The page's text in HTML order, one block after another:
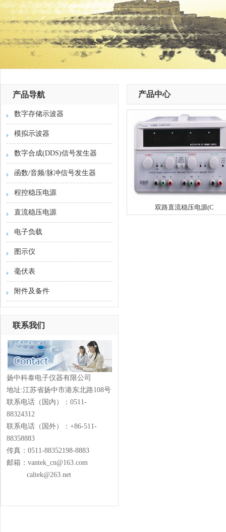
产品导航
数字存储示波器
模拟示波器
数字合成(DDS)信号发生器
函数/音频/脉冲信号发生器
程控稳压电源
直流稳压电源
电子负载
图示仪
毫伏表
附件及备件
联系我们
扬中科泰电子仪器有限公司
地址:江苏省扬中市港东北路108号
联系电话（国内）：0511-
88324312
联系电话（国外）：+86-511-
88358883
传真：0511-88352198-8883
邮箱：vantek_cn@163.com
caltek@263.net
产品中心
双路直流稳压电源(C